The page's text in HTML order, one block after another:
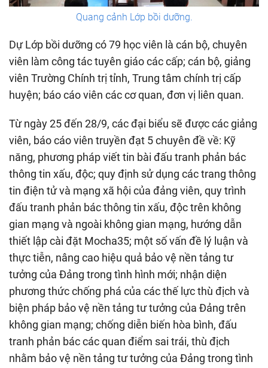
Quang cảnh Lớp bồi dưỡng.
Dự Lớp bồi dưỡng có 79 học viên là cán bộ, chuyên
viên làm công tác tuyên giáo các cấp; cán bộ, giảng
viên Trường Chính trị tỉnh, Trung tâm chính trị cấp
huyện; báo cáo viên các cơ quan, đơn vị liên quan.
Từ ngày 25 đến 28/9, các đại biểu sẽ được các giảng
viên, báo cáo viên truyền đạt 5 chuyên đề về: Kỹ
năng, phương pháp viết tin bài đấu tranh phản bác
thông tin xấu, độc; quy định sử dụng các trang thông
tin điện tử và mạng xã hội của đảng viên, quy trình
đấu tranh phản bác thông tin xấu, độc trên không
gian mạng và ngoài không gian mạng, hướng dẫn
thiết lập cài đặt Mocha35; một số vấn đề lý luận và
thực tiễn, nâng cao hiệu quả bảo vệ nền tảng tư
tưởng của Đảng trong tình hình mới; nhận diện
phương thức chống phá của các thế lực thù địch và
biện pháp bảo vệ nền tảng tư tưởng của Đảng trên
không gian mạng; chống diễn biến hòa bình, đấu
tranh phản bác các quan điểm sai trái, thù địch
nhằm bảo vệ nền tảng tư tưởng của Đảng trong tình